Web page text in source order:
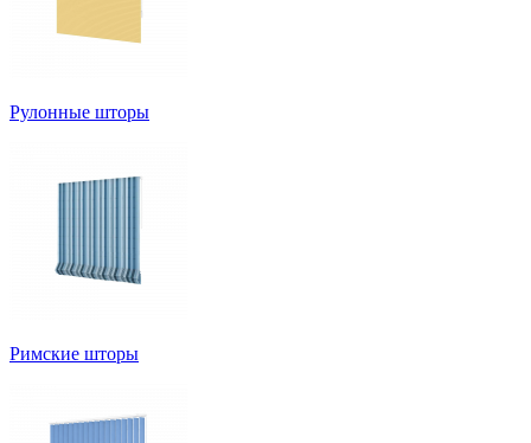
Рулонные шторы
Римские шторы